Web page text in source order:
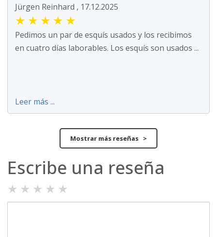
Jürgen Reinhard , 17.12.2025
★ ★ ★ ★ ★
Pedimos un par de esquís usados y los recibimos
en cuatro días laborables. Los esquís son usados ...
Leer más ...
Mostrar más reseñas >
Escribe una reseña
★ ★ ★ ★ ★